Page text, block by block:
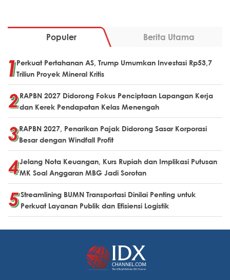
Populer Berita Utama
Perkuat Pertahanan AS, Trump Umumkan Investasi Rp53,7
Triliun Proyek Mineral Kritis
RAPBN 2027 Didorong Fokus Penciptaan Lapangan Kerja
dan Kerek Pendapatan Kelas Menengah
RAPBN 2027, Penarikan Pajak Didorong Sasar Korporasi
Besar dengan Windfall Profit
Jelang Nota Keuangan, Kurs Rupiah dan Implikasi Putusan
MK Soal Anggaran MBG Jadi Sorotan
Streamlining BUMN Transportasi Dinilai Penting untuk
Perkuat Layanan Publik dan Efisiensi Logistik